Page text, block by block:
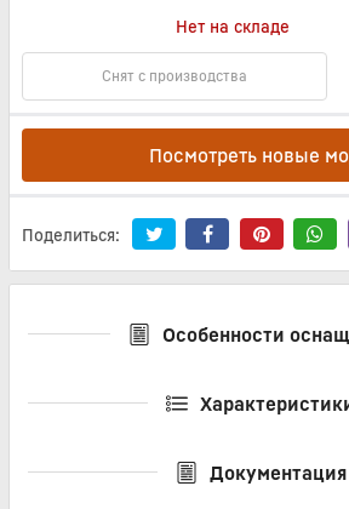
Нет на складе
Снят с производства
Посмотреть новые
Поделиться:
Особенности
Документация